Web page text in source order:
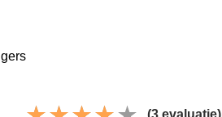
(3 evaluatie)